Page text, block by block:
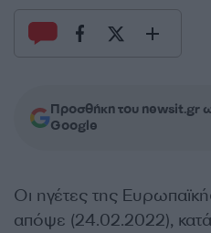
Προσθήκη του newsit.gr
Google
Οι ηγέτες της
απόψε (24.02.2022), κατά